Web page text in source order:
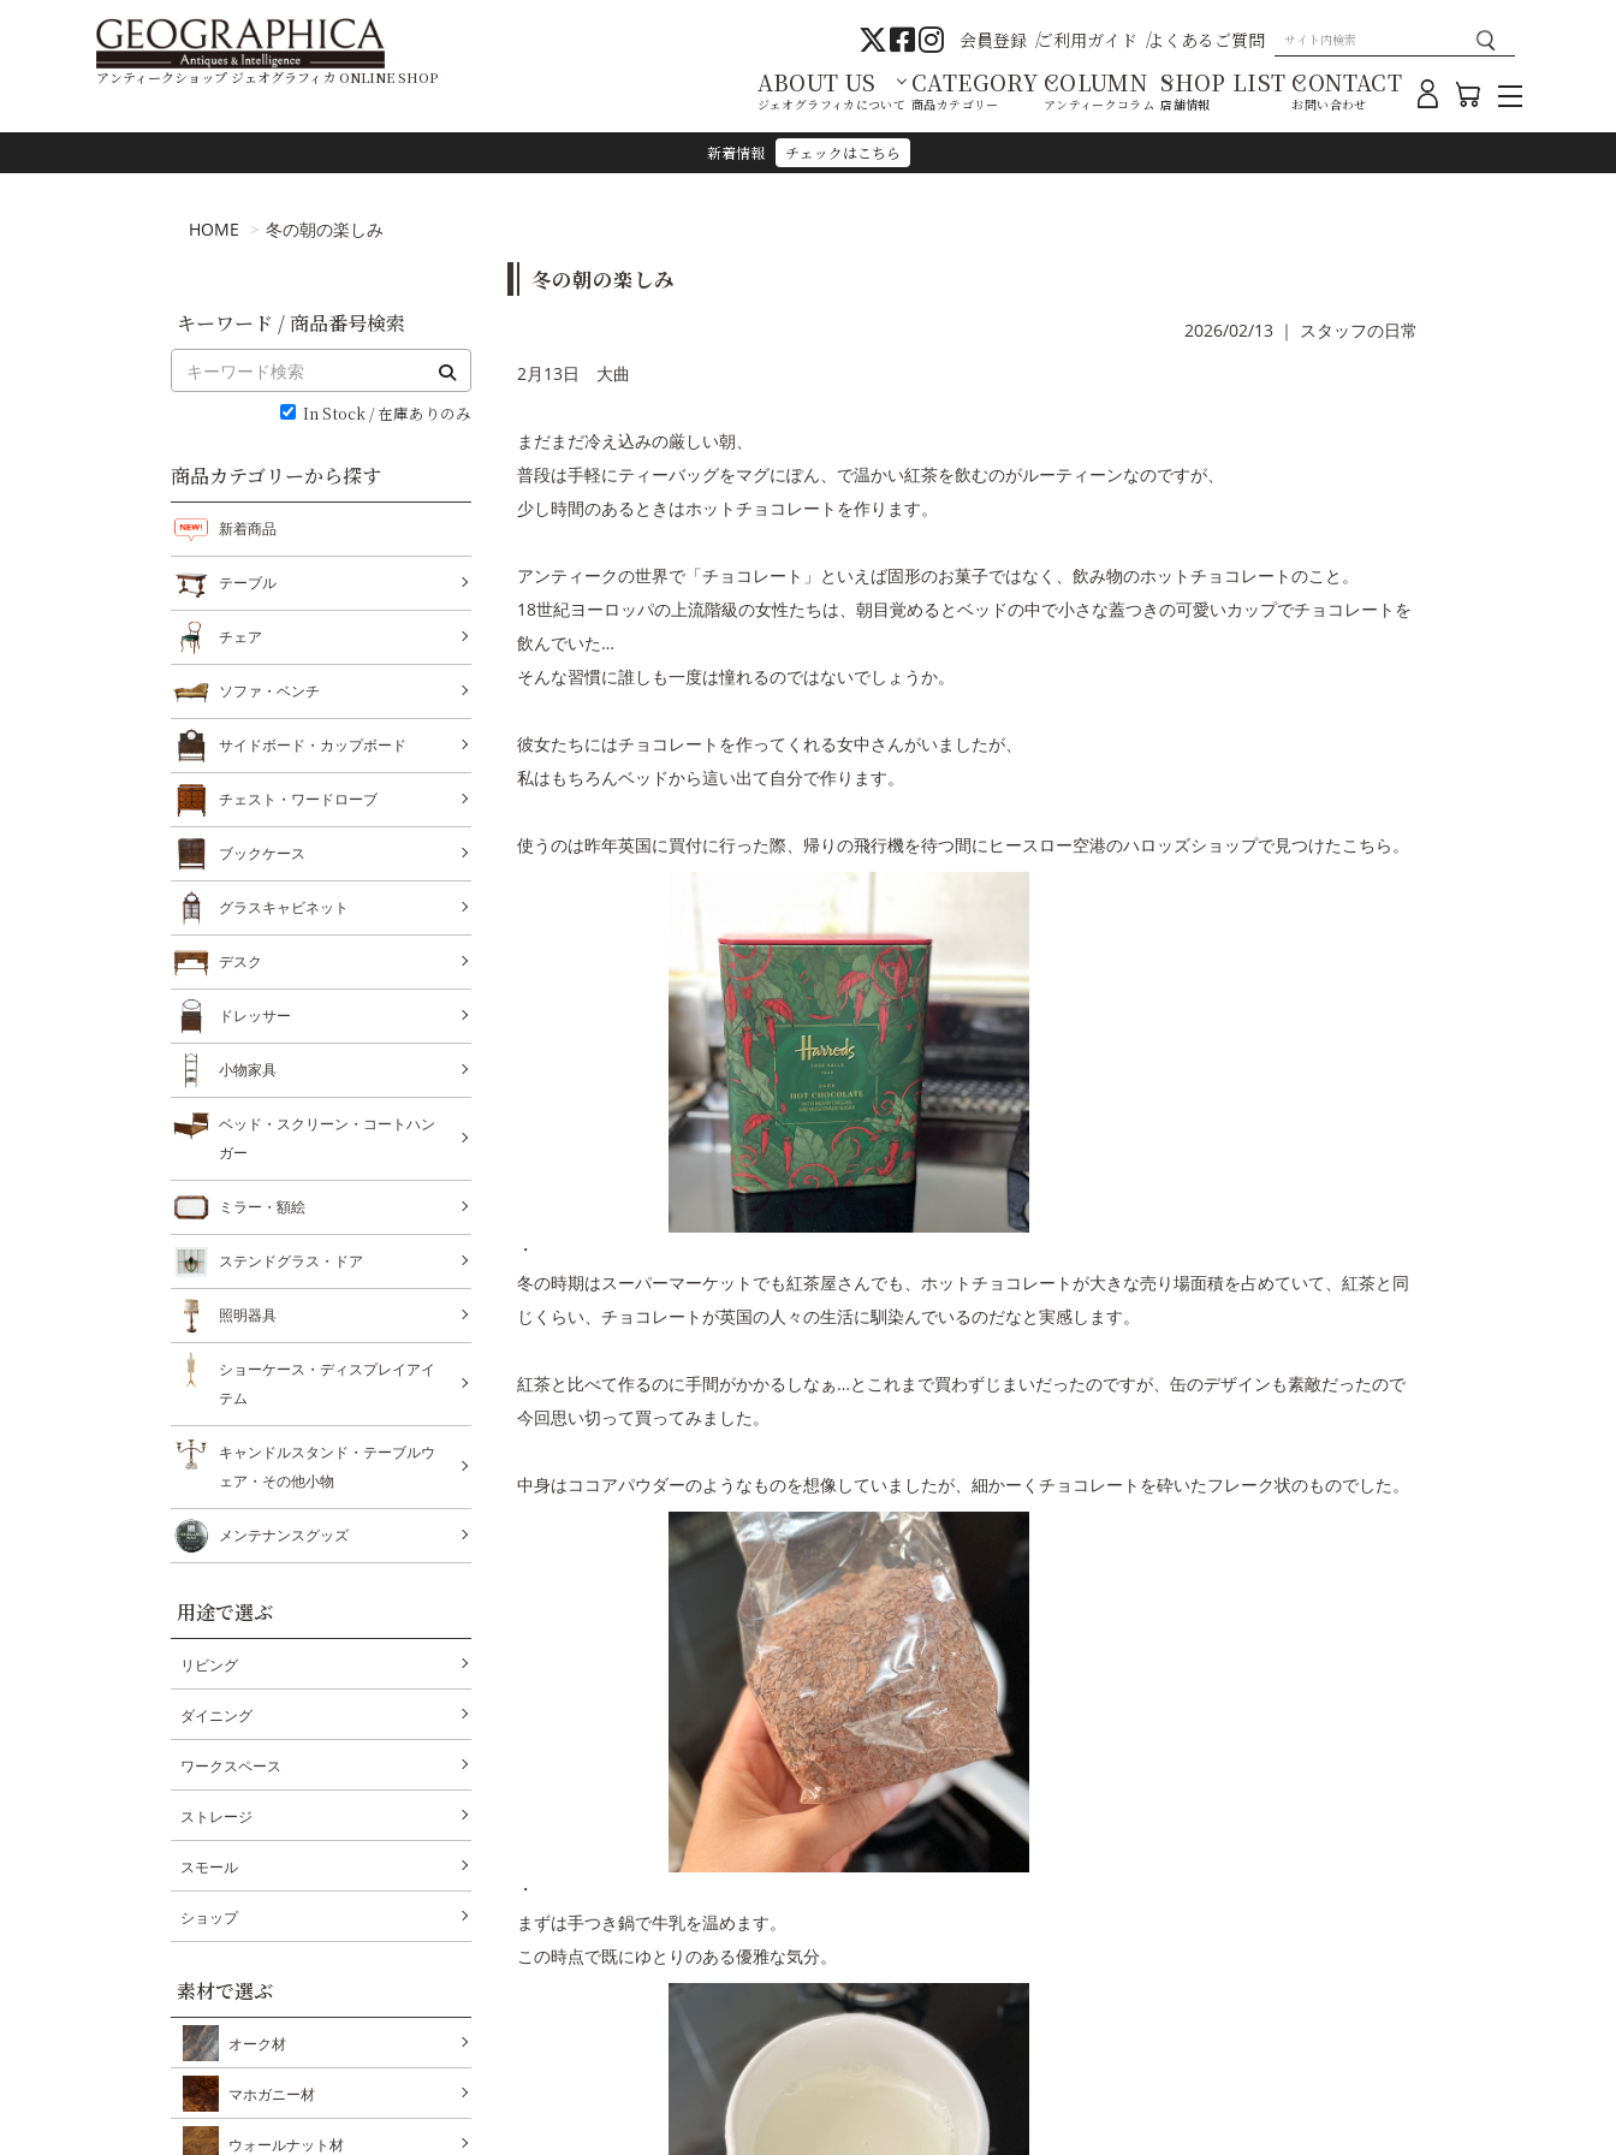
新着情報 チェックはこちら
アンティークショップ ジェオグラフィカ ONLINE SHOP
会員登録 ご利用ガイド よくあるご質問
ABOUT US
ジェオグラフィカについて
CATEGORY
商品カテゴリー
COLUMN
アンティークコラム
SHOP LIST
店舗情報
CONTACT
お問い合わせ
HOME 冬の朝の楽しみ
冬の朝の楽しみ
2026/02/13 ｜ スタッフの日常
2月13日 大曲
まだまだ冷え込みの厳しい朝、
普段は手軽にティーバッグをマグにぽん、で温かい紅茶を飲むのがルーティーンなのですが、
少し時間のあるときはホットチョコレートを作ります。
アンティークの世界で「チョコレート」といえば固形のお菓子ではなく、飲み物のホットチョコレートのこと。
18世紀ヨーロッパの上流階級の女性たちは、朝目覚めるとベッドの中で小さな蓋つきの可愛いカップでチョコレートを
飲んでいた…
そんな習慣に誰しも一度は憧れるのではないでしょうか。
彼女たちにはチョコレートを作ってくれる女中さんがいましたが、
私はもちろんベッドから這い出て自分で作ります。
使うのは昨年英国に買付に行った際、帰りの飛行機を待つ間にヒースロー空港のハロッズショップで見つけたこちら。
・
冬の時期はスーパーマーケットでも紅茶屋さんでも、ホットチョコレートが大きな売り場面積を占めていて、紅茶と同
じくらい、チョコレートが英国の人々の生活に馴染んでいるのだなと実感します。
紅茶と比べて作るのに手間がかかるしなぁ…とこれまで買わずじまいだったのですが、缶のデザインも素敵だったので
今回思い切って買ってみました。
中身はココアパウダーのようなものを想像していましたが、細かーくチョコレートを砕いたフレーク状のものでした。
・
まずは手つき鍋で牛乳を温めます。
この時点で既にゆとりのある優雅な気分。
キーワード / 商品番号検索
In Stock / 在庫ありのみ
商品カテゴリーから探す
新着商品
テーブル
チェア
ソファ・ベンチ
サイドボード・カップボード
チェスト・ワードローブ
ブックケース
グラスキャビネット
デスク
ドレッサー
小物家具
ベッド・スクリーン・コートハン
ガー
ミラー・額絵
ステンドグラス・ドア
照明器具
ショーケース・ディスプレイアイ
テム
キャンドルスタンド・テーブルウ
ェア・その他小物
メンテナンスグッズ
用途で選ぶ
リビング
ダイニング
ワークスペース
ストレージ
スモール
ショップ
素材で選ぶ
オーク材
マホガニー材
ウォールナット材